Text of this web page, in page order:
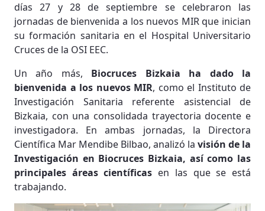
días 27 y 28 de septiembre se celebraron las
jornadas de bienvenida a los nuevos MIR que inician
su formación sanitaria en el Hospital Universitario
Cruces de la OSI EEC.
Un año más, Biocruces Bizkaia ha dado la
bienvenida a los nuevos MIR, como el Instituto de
Investigación Sanitaria referente asistencial de
Bizkaia, con una consolidada trayectoria docente e
investigadora. En ambas jornadas, la Directora
Científica Mar Mendibe Bilbao, analizó la visión de la
Investigación en Biocruces Bizkaia, así como las
principales áreas científicas en las que se está
trabajando.